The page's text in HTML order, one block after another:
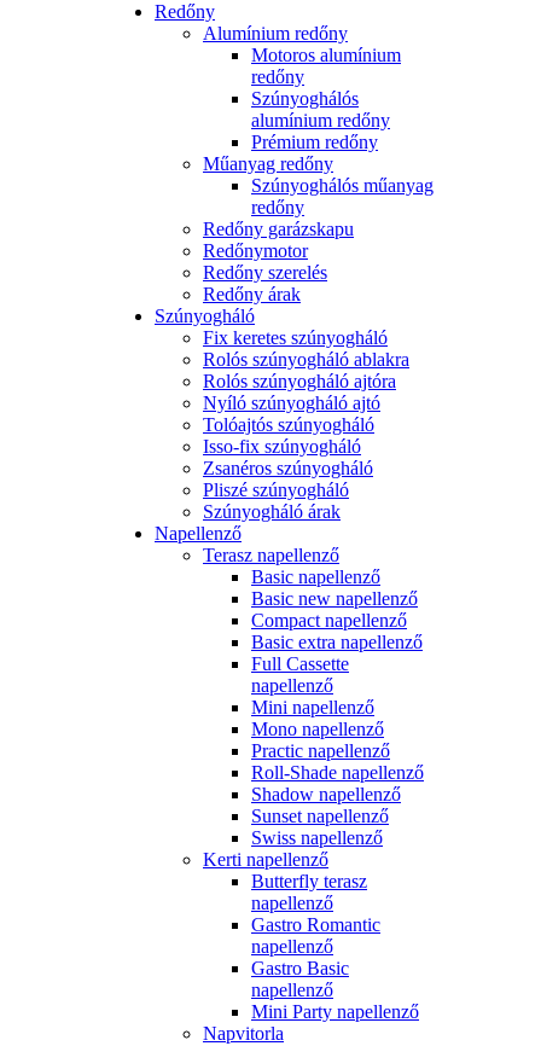
Redőny
Alumínium redőny
Motoros alumínium
redőny
Szúnyoghálós
alumínium redőny
Prémium redőny
Műanyag redőny
Szúnyoghálós műanyag
redőny
Redőny garázskapu
Redőnymotor
Redőny szerelés
Redőny árak
Szúnyogháló
Fix keretes szúnyogháló
Rolós szúnyogháló ablakra
Rolós szúnyogháló ajtóra
Nyíló szúnyogháló ajtó
Tolóajtós szúnyogháló
Isso-fix szúnyogháló
Zsanéros szúnyogháló
Pliszé szúnyogháló
Szúnyogháló árak
Napellenző
Terasz napellenző
Basic napellenző
Basic new napellenző
Compact napellenző
Basic extra napellenző
Full Cassette
napellenző
Mini napellenző
Mono napellenző
Practic napellenző
Roll-Shade napellenző
Shadow napellenző
Sunset napellenző
Swiss napellenző
Kerti napellenző
Butterfly terasz
napellenző
Gastro Romantic
napellenző
Gastro Basic
napellenző
Mini Party napellenző
Napvitorla